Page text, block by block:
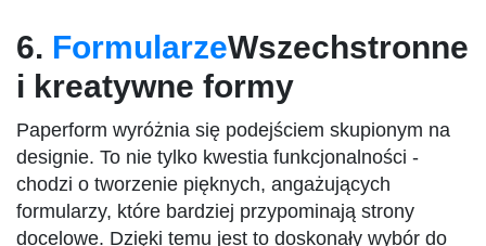
6. FormularzeWszechstronne
i kreatywne formy
Paperform wyróżnia się podejściem skupionym na
designie. To nie tylko kwestia funkcjonalności -
chodzi o tworzenie pięknych, angażujących
formularzy, które bardziej przypominają strony
docelowe. Dzięki temu jest to doskonały wybór do